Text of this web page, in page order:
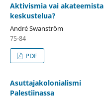
Aktivismia vai akateemista
keskustelua?
André Swanström
75-84
PDF
Asuttajakolonialismi
Palestiinassa